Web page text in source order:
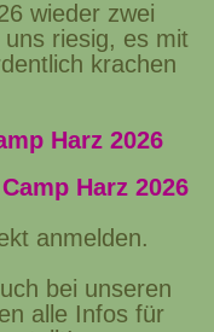
wieder zwei
riesig, es mit
krachen
Harz 2026
Harz 2026
anmelden.
bei unseren
alle Infos für